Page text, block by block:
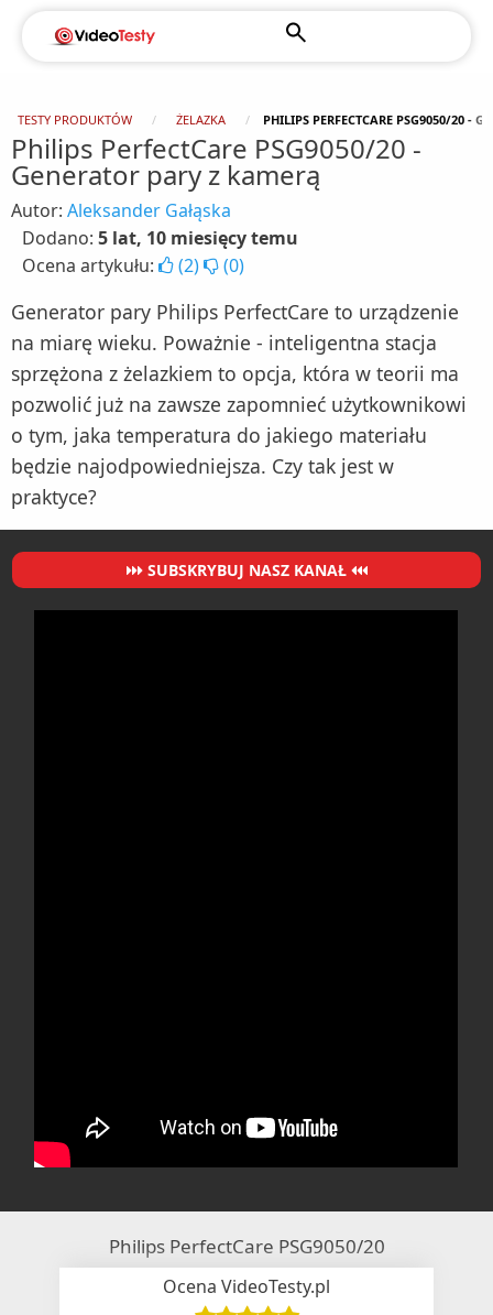
TESTY PRODUKTÓW ŻELAZKA PHILIPS PERFECTCARE PSG9050/20 -
Philips PerfectCare PSG9050/20 -
Generator pary z kamerą
Autor: Aleksander Gałąska
Dodano: 5 lat, 10 miesięcy temu
Ocena artykułu:
(2) (0)
Generator pary Philips PerfectCare to urządzenie
na miarę wieku. Poważnie - inteligentna stacja
sprzężona z żelazkiem to opcja, która w teorii ma
pozwolić już na zawsze zapomnieć użytkownikowi
o tym, jaka temperatura do jakiego materiału
będzie najodpowiedniejsza. Czy tak jest w
praktyce?
SUBSKRYBUJ NASZ KANAŁ
Philips PerfectCare PSG9050/20
Ocena VideoTesty.pl